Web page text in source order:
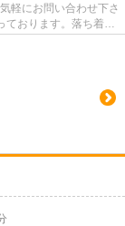
軽にお問い合わせ下さ
ております。落ち着き